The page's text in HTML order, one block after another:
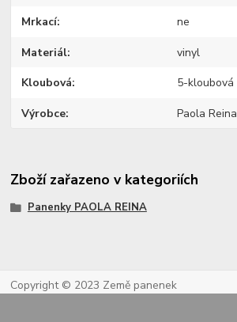
Mrkací ne
Materiál vinyl
Kloubová 5-kloubová
Výrobce Paola Reina
Zboží zařazeno v kategoriích
Panenky PAOLA REINA
Copyright © 2023 Země panenek